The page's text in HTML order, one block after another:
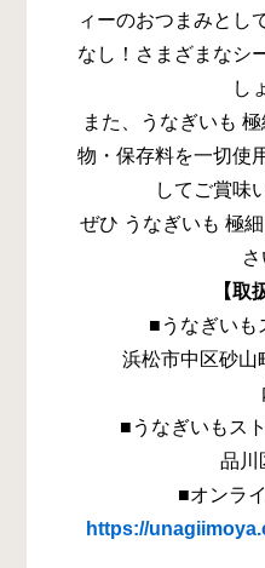
ィーのおつまみとし
なし！さまざまなシ
し
また、うなぎいも
物・保存料を一切使
してご賞味
ぜひ うなぎいも 極
さ
【取
■うなぎいも
浜松市中区砂山
■うなぎいもス
品川
■オンラ
https://